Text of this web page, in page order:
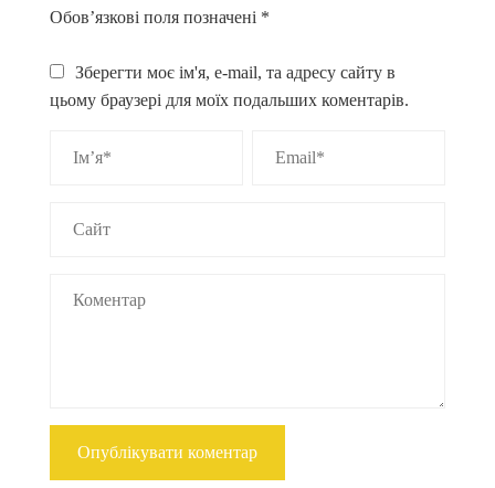
Обов’язкові поля позначені *
Зберегти моє ім'я, e-mail, та адресу сайту в
цьому браузері для моїх подальших коментарів.